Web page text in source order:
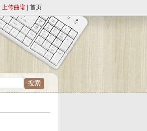
上传曲谱 首页